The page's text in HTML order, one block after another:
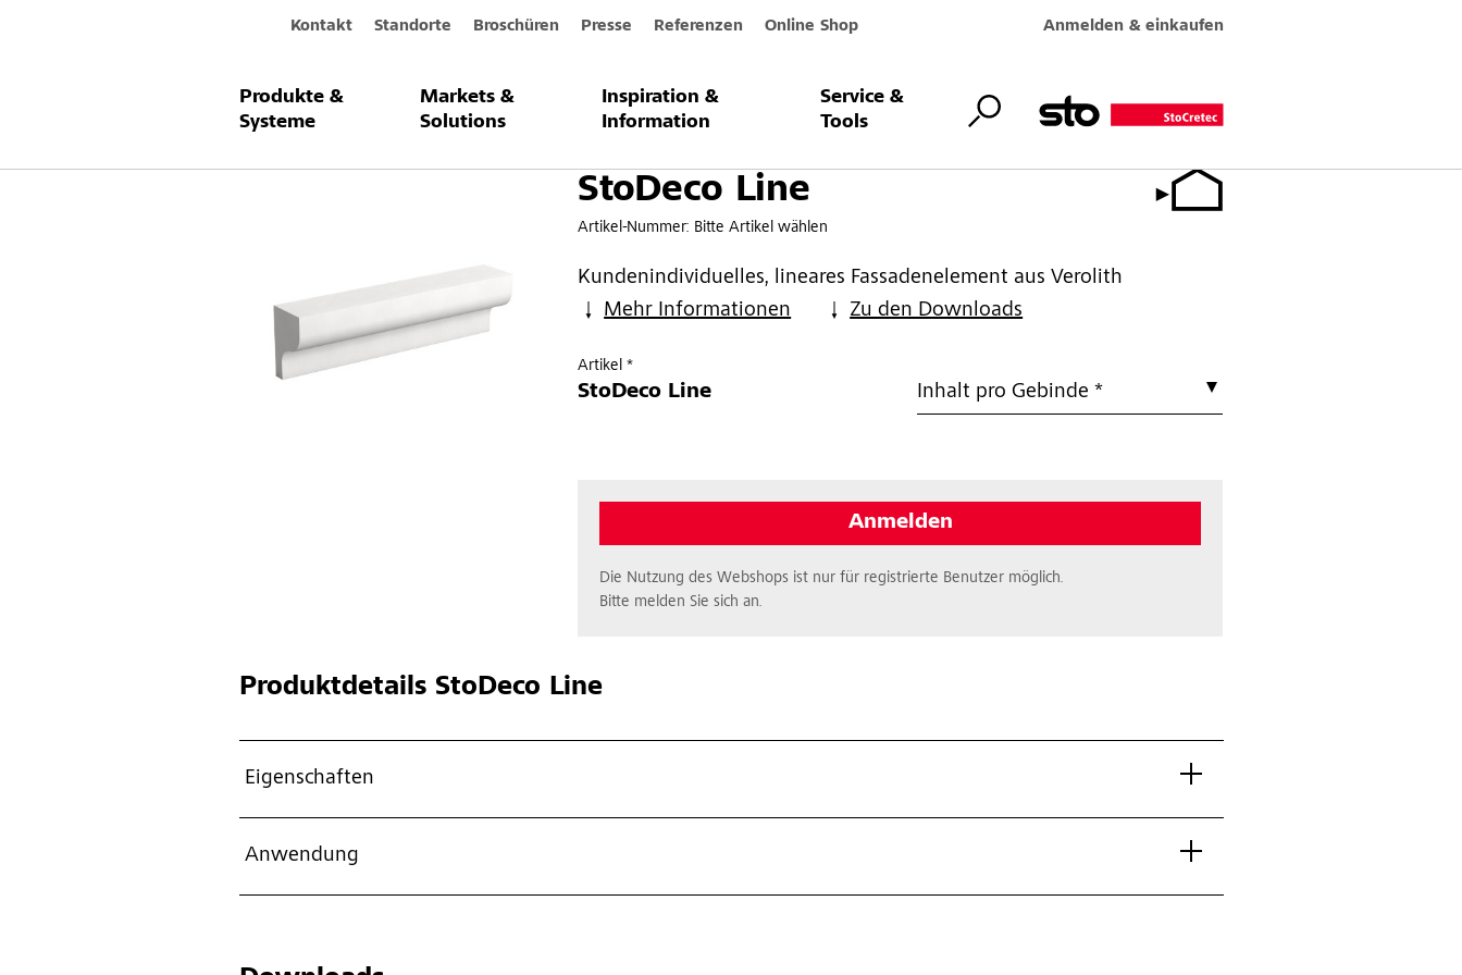
Kontakt Standorte Broschüren Presse Referenzen Online Shop Anmelden & einkaufen
Produkte &
Systeme
Markets &
Solutions
Inspiration &
Information
Service &
Tools
Produkte & Systeme StoDeco Line
StoDeco Line
Artikel-Nummer: Bitte Artikel wählen
Kundenindividuelles, lineares Fassadenelement aus Verolith
Mehr Informationen
Zu den Downloads
Artikel *
StoDeco Line Inhalt pro Gebinde *
Anmelden
Die Nutzung des Webshops ist nur für registrierte Benutzer möglich.
Bitte melden Sie sich an.
ProduktdetailsStoDeco Line
Eigenschaften
Anwendung